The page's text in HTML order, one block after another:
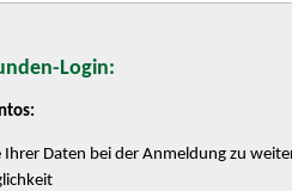
Login:
Daten bei der Anmeldung zu